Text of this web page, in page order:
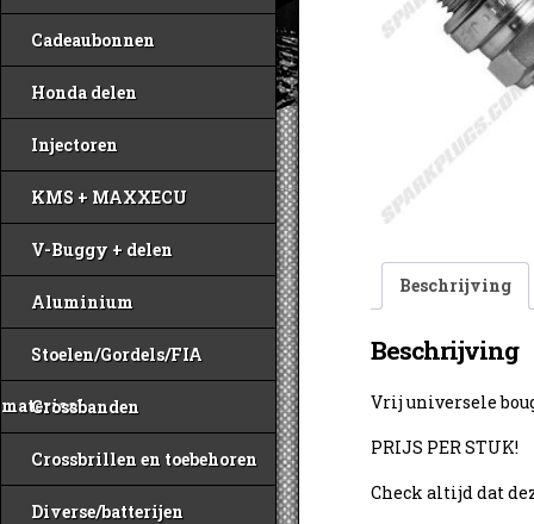
Cadeaubonnen
Honda delen
Injectoren
KMS + MAXXECU
V-Buggy + delen
Aluminium
Stoelen/Gordels/FIA
materiaal
Crossbanden
Crossbrillen en toebehoren
Diverse/batterijen
Beschrijving
Beschrijving
Vrij universele
PRIJS PER STUK!
Check altijd dat